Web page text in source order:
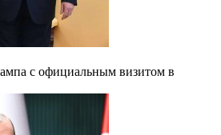
с официальным визитом в